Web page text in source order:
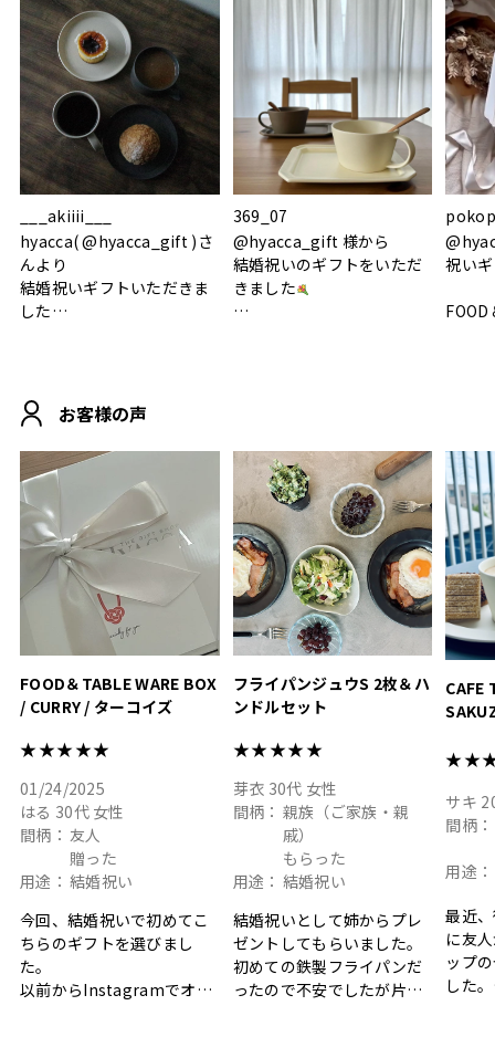
___akiiii___
hyacca( @hyacca_gift )さ
んより
結婚祝いギフトいただきま
した
おうちカフェもお洒落にな
って嬉しい𖠚 ⡱
.
#hyacca #結婚祝い
369_07
@hyacca_gift 様から
結婚祝いのギフトをいただ
きました
素敵なギフトを
ありがとうございました
#hyacca #結婚祝い
#お祝い #プレゼント
祝い
FOOD
真っ
いい
#結婚
淡色
結婚
色イ
お客様の声
FOOD＆TABLE WARE BOX
/ CURRY / ターコイズ
★★★★★
01/24/2025
はる 30代 女性
間柄： 友人
贈った
用途： 結婚祝い
今回、結婚祝いで初めてこ
ちらのギフトを選びまし
た。
以前からInstagramでオシ
フライパンジュウS 2枚＆ハ
ンドルセット
★★★★★
芽衣 30代 女性
間柄： 親族（ご家族・親
戚）
もらった
用途： 結婚祝い
結婚祝いとして姉からプレ
ゼントしてもらいました。
初めての鉄製フライパンだ
ったので不安でしたが片手
CAFE
サキ
間柄：
用途：
最近
に友
ップ
した。